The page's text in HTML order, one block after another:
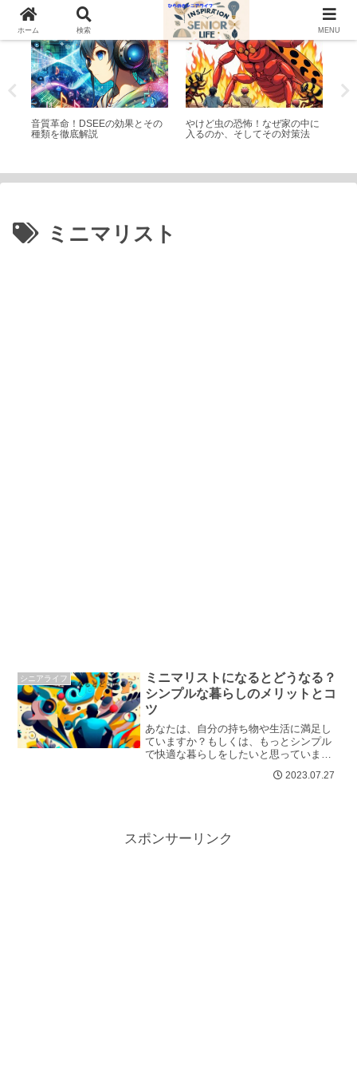
家電
音質革命！DSEEの効果とその
種類を徹底解説
トピック
やけど虫の恐怖！なぜ家の中に
入るのか、そしてその対策法
ミニマリスト
シニアライフ
ミニマリストになるとどうなる？
シンプルな暮らしのメリットとコ
ツ
あなたは、自分の持ち物や生活に満足し
ていますか？もしくは、もっとシンプル
で快適な暮らしをしたいと思っています
ることを考えてみませんか？ミニマリ
2023.07.27
スポンサーリンク
ホーム 検索 MENU